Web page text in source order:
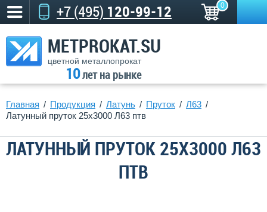
+7 (495) 120-99-12 0
METPROKAT.SU
цветной металлопрокат
10лет на рынке
Главная Продукция Латунь Пруток
Л63
Латунный пруток 25х3000 Л63 птв
ЛАТУННЫЙ ПРУТОК 25Х3000 Л63
ПТВ